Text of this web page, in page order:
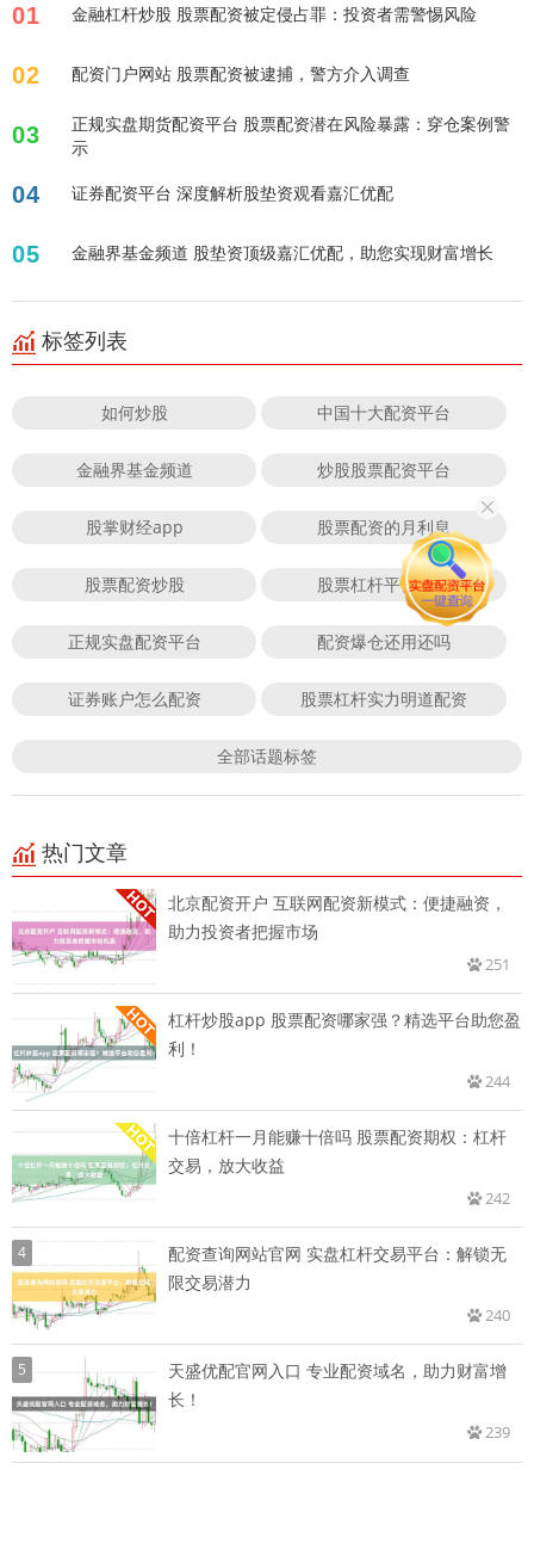
01 金融杠杆炒股 股票配资被定侵占罪：投资者需警惕风险
02 配资门户网站 股票配资被逮捕，警方介入调查
03
正规实盘期货配资平台 股票配资潜在风险暴露：穿仓案例警
示
04 证券配资平台 深度解析股垫资观看嘉汇优配
05 金融界基金频道 股垫资顶级嘉汇优配，助您实现财富增长
标签列表
如何炒股 中国十大配资平台
金融界基金频道 炒股股票配资平台
股掌财经app 股票配资的月利息
股票配资炒股 股票杠杆平台排行
正规实盘配资平台 配资爆仓还用还吗
证券账户怎么配资 股票杠杆实力明道配资
全部话题标签
热门文章
北京配资开户 互联网配资新模式：便捷融资，
助力投资者把握市场
251
杠杆炒股app 股票配资哪家强？精选平台助您盈
利！
244
十倍杠杆一月能赚十倍吗 股票配资期权：杠杆
交易，放大收益
242
4
配资查询网站官网 实盘杠杆交易平台：解锁无
限交易潜力
240
5
天盛优配官网入口 专业配资域名，助力财富增
长！
239